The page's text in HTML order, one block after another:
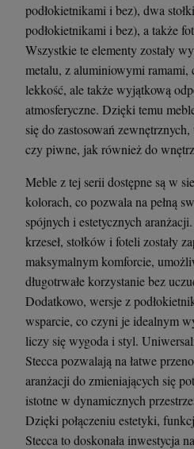
podłokietnikami i bez), dwa
podłokietnikami i bez), a także
Wszystkie te elementy zostały
metalu, z aluminiowymi ramami,
lekkość, ale także wyjątkową
atmosferyczne. Dzięki temu
się do zastosowań
czy piwne, jak również do
Meble z tej serii dostępne są w
kolorach, co pozwala na pełną
spójnych i estetycznych
krzeseł, stołków i foteli zostały
maksymalnym komforcie,
długotrwałe korzystanie bez
Dodatkowo, wersje z
wsparcie, co czyni je idealnym
liczy się wygoda i styl.
Stecca pozwalają na łatwe
aranżacji do zmieniających się
istotne w dynamicznych
Dzięki połączeniu estetyki,
Stecca to doskonała inwestycja